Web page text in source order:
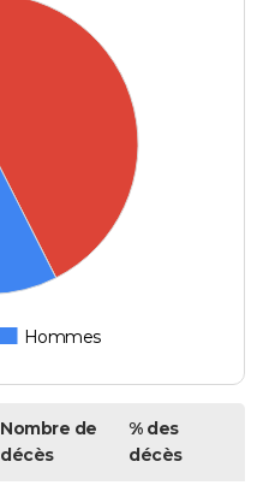
Hommes
Nombre de
décès
% des
décès